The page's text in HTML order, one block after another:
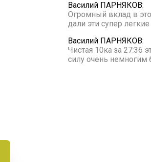
Василий ПАРНЯКОВ:
Огромный вклад в
дали эти супер легкие
Василий ПАРНЯКОВ:
Чистая 10ка за 27:36
силу очень немногим